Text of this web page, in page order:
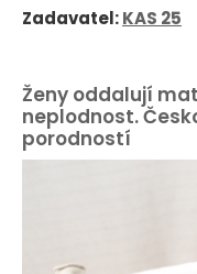
Zadavatel:KAS 25
Ženy oddalují
neplodnost.
porodností